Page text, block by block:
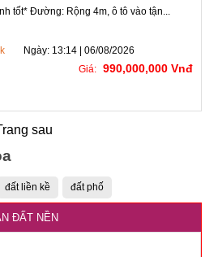
tốt* Đường: Rộng 4m, ô tô vào tận...
Ngày: 13:14 | 06/08/2026
Giá: 990,000,000 Vnđ
sau
đất liền kề đất phố
ĐẤT NỀN